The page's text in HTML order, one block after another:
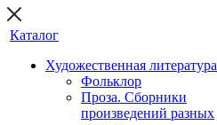
Каталог
Художественная литература
Фольклор
Проза. Сборники
произведений разных